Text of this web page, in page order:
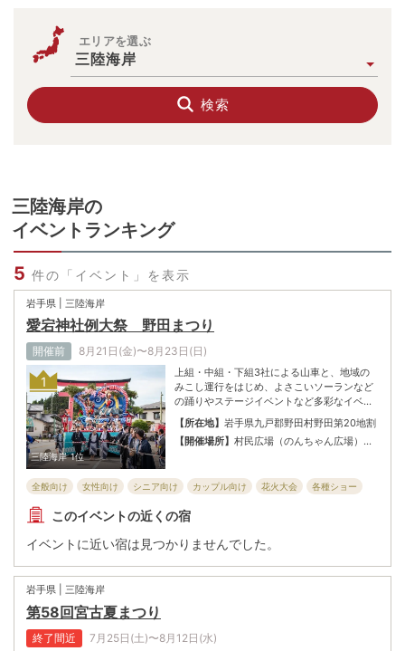
エリアを選ぶ
三陸海岸
検索
三陸海岸の
イベントランキング
5 件の「イベント」を表示
岩手県 | 三陸海岸
愛宕神社例大祭 野田まつり
開催前 8月21日(金)〜8月23日(日)
1
三陸海岸 1位
上組・中組・下組3社による山車と、地域の
みこし運行をはじめ、よさこいソーランなど
の踊りやステージイベントなど多彩なイベン
トが行われる「野田まつり」。大鳥居周辺の
沿道には屋台が並び、クライマックスにはま
つりを最高に盛り上げる花火大会。海辺から
う！
【所在地】 岩手県九戸郡野田村野田第20地割
【開催場所】 村民広場（のんちゃん広場）ほ
全般向け 女性向け シニア向け カップル向け 花火大会
各種ショー
子ども・ファミリー向け
このイベントの近くの宿
イベントに近い宿は見つかりませんでした。
岩手県 | 三陸海岸
第58回宮古夏まつり
終了間近 7月25日(土)〜8月12日(水)